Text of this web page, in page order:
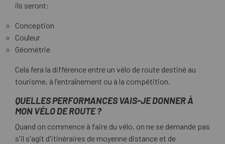
ils seront:
Conception
Couleur
Géométrie
Cela fera la différence entre un vélo de route destiné au
tourisme, à l'entraînement ou à la compétition.
QUELLES PERFORMANCES VAIS-JE DONNER À
MON VÉLO DE ROUTE ?
Quand on commence à faire du vélo, on ne se demande pas
s'il s'agit d'itinéraires de moyenne distance et de